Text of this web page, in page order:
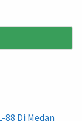
88 Di Medan